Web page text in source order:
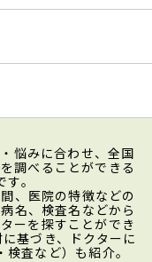
悩みに合わせ、全国
調べることができる
。
、医院の特徴などの
名、検査名などから
ーを探すことができ
基づき、ドクターに
査など）も紹介。